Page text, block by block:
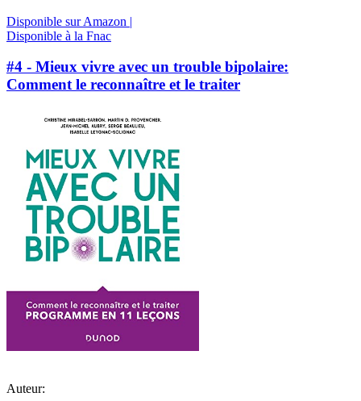
Disponible sur Amazon |
Disponible à la Fnac
#4 - Mieux vivre avec un trouble bipolaire:
Comment le reconnaître et le traiter
Auteur: